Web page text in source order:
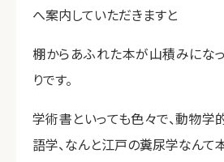
へ案内していただきますと
棚からあふれた本が山積みにな
りです。
学術書といっても色々で、動物学
語学、なんと江戸の糞尿学なんて